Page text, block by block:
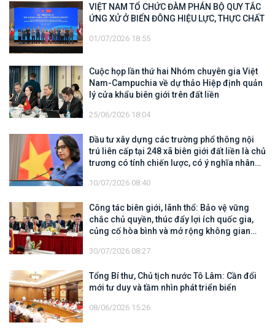
VIỆT NAM TỔ CHỨC ĐÀM PHÁN BỘ QUY TẮC
ỨNG XỬ Ở BIỂN ĐÔNG HIỆU LỰC, THỰC CHẤT
01/07/2026 18:55
Cuộc họp lần thứ hai Nhóm chuyên gia Việt
Nam-Campuchia về dự thảo Hiệp định quản
lý cửa khẩu biên giới trên đất liền
25/06/2026 18:04
Đầu tư xây dựng các trường phổ thông nội
trú liên cấp tại 248 xã biên giới đất liền là chủ
trương có tính chiến lược, có ý nghĩa nhân
10/07/2026 08:40
Công tác biên giới, lãnh thổ: Bảo vệ vững
chắc chủ quyền, thúc đẩy lợi ích quốc gia,
củng cố hòa bình và mở rộng không gian
30/07/2026 08:27
Tổng Bí thư, Chủ tịch nước Tô Lâm: Cần đổi
mới tư duy và tầm nhìn phát triển biển
08/06/2026 15:26